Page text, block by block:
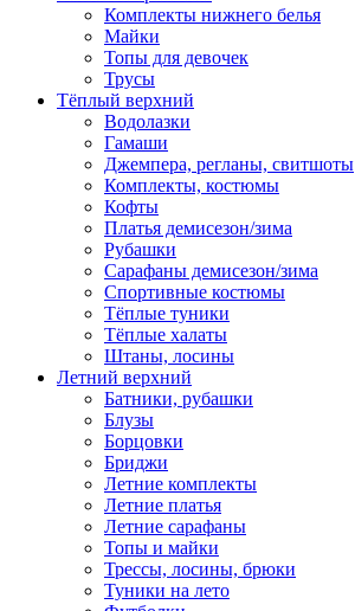
Комплекты нижнего белья
Майки
Топы для девочек
Трусы
Тёплый верхний
Водолазки
Гамаши
Джемпера, регланы, свитшоты
Комплекты, костюмы
Кофты
Платья демисезон/зима
Рубашки
Сарафаны демисезон/зима
Спортивные костюмы
Тёплые туники
Тёплые халаты
Штаны, лосины
Летний верхний
Батники, рубашки
Блузы
Борцовки
Бриджи
Летние комплекты
Летние платья
Летние сарафаны
Топы и майки
Трессы, лосины, брюки
Туники на лето